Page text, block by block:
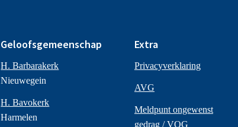
Geloofsgemeenschap
H. Barbarakerk
Nieuwegein
H. Bavokerk
Harmelen
Extra
Privacyverklaring
AVG
Meldpunt ongewenst
gedrag / VOG